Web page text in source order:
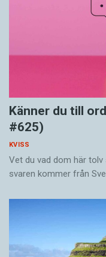
Känner du till
#625)
KVISS
Vet du vad dom här
svaren kommer från